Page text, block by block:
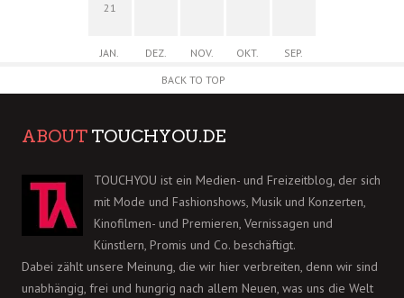
21
JAN. DEZ. NOV. OKT.
SEP.
BACK TO TOP
ABOUT TOUCHYOU.DE
TOUCHYOU ist ein Medien- und Freizeitblog, der sich
mit Mode und Fashionshows, Musik und Konzerten,
Kinofilmen- und Premieren, Vernissagen und
Künstlern, Promis und Co. beschäftigt.
Dabei zählt unsere Meinung, die wir hier verbreiten, denn wir sind
unabhängig, frei und hungrig nach allem Neuen, was uns die Welt